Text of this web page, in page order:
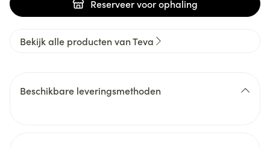
Reserveervoor ophaling
Bekijk alle producten van Teva
Beschikbare leveringsmethoden